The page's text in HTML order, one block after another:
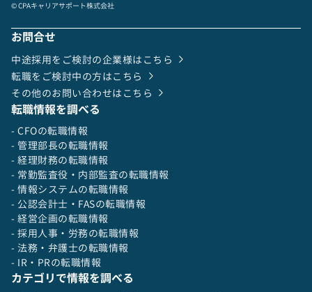
© CPAキャリアサポート株式会社
お問合せ
中途採用をご検討の企業様はこちら
転職をご検討中の方はこちら
その他のお問い合わせはこちら
転職情報を調べる
- CFOの転職情報
- 管理部長の転職情報
- 経理財務の転職情報
- 常勤監査役・内部監査の転職情報
- 情報システムの転職情報
- 公認会計士・FASの転職情報
- 経営企画の転職情報
- 採用人事・労務の転職情報
- 法務・弁護士の転職情報
- IR・PRの転職情報
カテゴリで情報を調べる